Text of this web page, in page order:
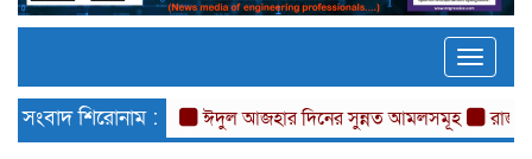
Toggle
সংবাদ শিরোনাম :ঈদুল আজহার দিনের সুন্নত আমলসমূহ রাজশাহীতে